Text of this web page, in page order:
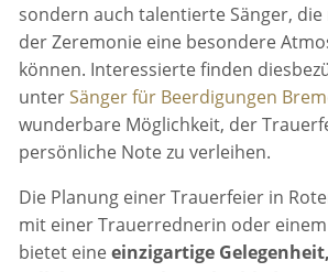
sondern auch talentierte Sänger,
der Zeremonie eine besondere
können. Interessierte finden
unterSänger für Beerdigungen
wunderbare Möglichkeit, der
persönliche Note zu verleihen.
Die Planung einer Trauerfeier in
mit einer Trauerrednerin oder
bietet eineeinzigartige